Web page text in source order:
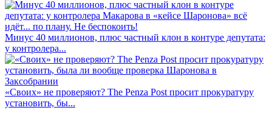
Минус 40 миллионов, плюс частный клон в контуре депутата:
у контролера...
«Своих» не проверяют? The Penza Post просит прокуратуру
установить, бы...